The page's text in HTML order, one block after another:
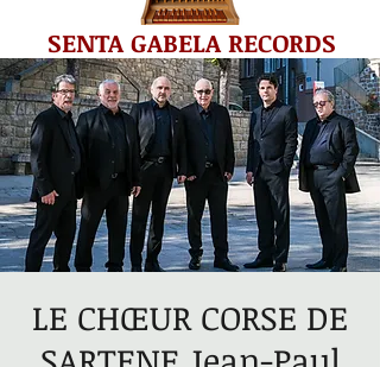
SENTA GABELA RECORDS
LE CHŒUR CORSE DE